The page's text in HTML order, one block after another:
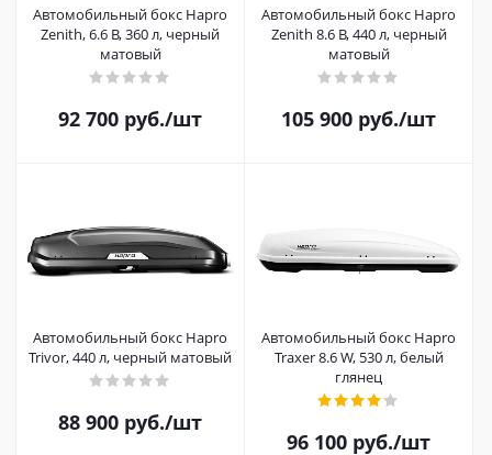
Автомобильный бокс Hapro
Zenith, 6.6 B, 360 л, черный
матовый
92 700 руб./шт
Автомобильный бокс Hapro
Zenith 8.6 B, 440 л, черный
матовый
105 900 руб./шт
Автомобильный бокс Hapro
Trivor, 440 л, черный матовый
88 900 руб./шт
Автомобильный бокс Hapro
Traxer 8.6 W, 530 л, белый
глянец
96 100 руб./шт